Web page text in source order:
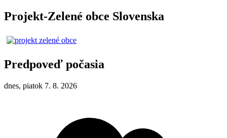
Projekt-Zelené obce Slovenska
Predpoveď počasia
dnes, piatok 7. 8. 2026